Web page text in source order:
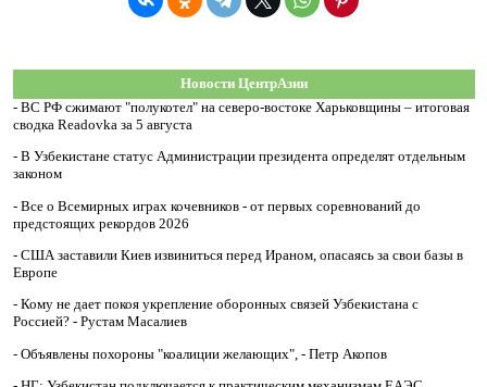
Новости ЦентрАзии
- ВС РФ сжимают "полукотел" на северо-востоке Харьковщины – итоговая
сводка Readovka за 5 августа
- В Узбекистане статус Администрации президента определят отдельным
законом
- Все о Всемирных играх кочевников - от первых соревнований до
предстоящих рекордов 2026
- США заставили Киев извиниться перед Ираном, опасаясь за свои базы в
Европе
- Кому не дает покоя укрепление оборонных связей Узбекистана с
Россией? - Рустам Масалиев
- Объявлены похороны "коалиции желающих", - Петр Акопов